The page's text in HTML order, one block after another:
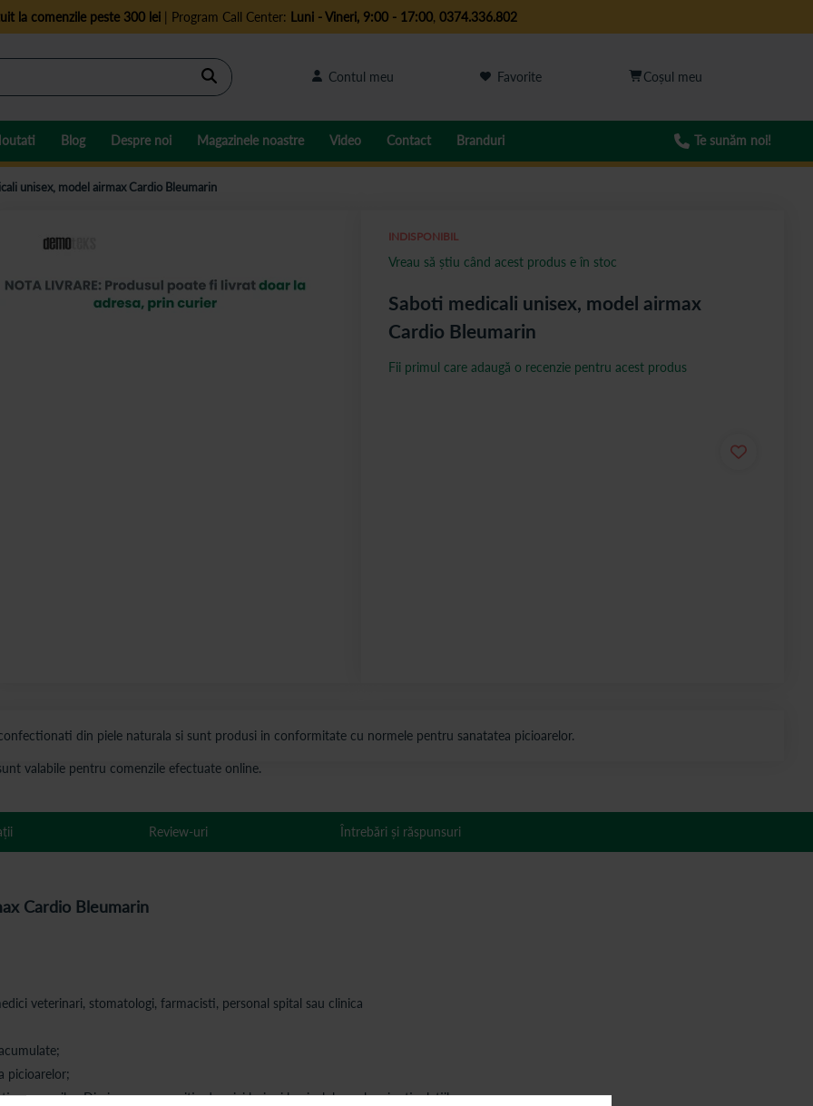
la comenzile peste 300 lei| Program Call Center: Luni - Vineri, 9:00 - 17:00, 0374.336.802
Cautare Contul meu Favorite
Blog Despre noi Magazinele noastre Video Contact Branduri Te sunăm noi!
unisex, model airmax Cardio Bleumarin
din piele naturala si sunt produsi in conformitate cu normele pentru sanatatea picioarelor.
Saboti medicali unisex, model airmax
Cardio Bleumarin
INDISPONIBIL
Fii primul care adaugă o recenzie pentru acest produs
Vreau să știu când acest produs e în stoc
valabile pentru comenzile efectuate online.
Cardio Bleumarin
veterinari, stomatologi, farmacisti, personal spital sau clinica
picioarelor;
a socurilor. Diminuneaza aparitia de mici leziuni la nivelul oaselor si articulatiilor;
Review-uri Întrebări și răspunsuri